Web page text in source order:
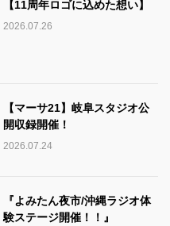
【11周年ロゴに込めた想い】
2026.07.26
【マーサ21】岐阜スタジオ公
開収録開催！
2026.07.24
『よみたん夜市/沖縄ラジオ体
験ステージ開催！！』